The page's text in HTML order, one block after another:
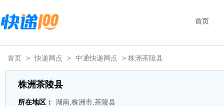
首页
首页 > 快递网点 > 中通快递网点 > 株洲茶陵县
株洲茶陵县
所在地区： 湖南,株洲市,茶陵县